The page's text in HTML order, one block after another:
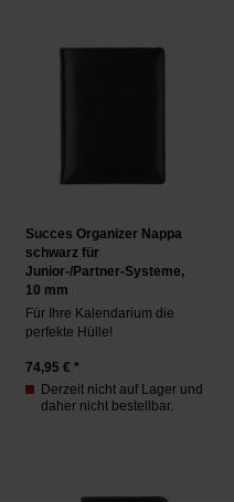
Succes Organizer Nappa
schwarz für
Junior-/Partner-Systeme,
10 mm
Für Ihre Kalendarium die
perfekte Hülle!
74,95 € *
Derzeit nicht auf Lager und
daher nicht bestellbar.